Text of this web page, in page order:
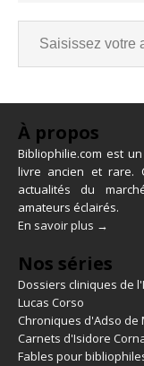
À propos
Bibliophilie.com est
livre ancien et rare.
actualités du
amateurs éclairés.
En savoir plus →
Nos séries
Dossiers cliniques de
Lucas Corso
Chroniques d'Adso de
Carnets d'Isidore
Fables pour